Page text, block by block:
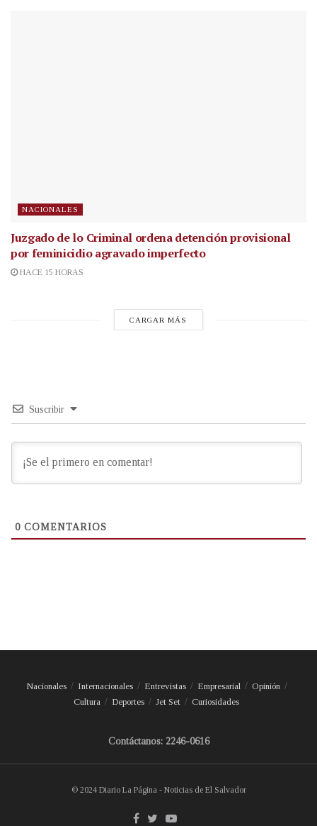
NACIONALES
Juzgado de lo Criminal ordena detención provisional
por feminicidio agravado imperfecto
HACE 15 HORAS
CARGAR MÁS
Suscribir
0 COMENTARIOS
Nacionales Internacionales Entrevistas Empresarial
Opinión
Cultura
Deportes Jet Set Curiosidades
Contáctanos: 2246-0616
© 2024 Diario La Página - Noticias de El Salvador